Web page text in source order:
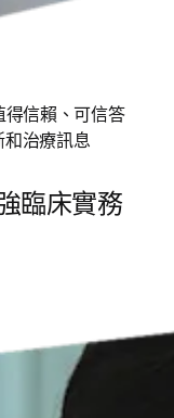
信賴、可信答
治療訊息
臨床實務